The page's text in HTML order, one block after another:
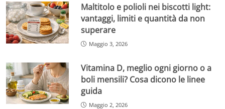
Maltitolo e polioli nei biscotti light:
vantaggi, limiti e quantità da non
superare
Maggio 3, 2026
Vitamina D, meglio ogni giorno o a
boli mensili? Cosa dicono le linee
guida
Maggio 2, 2026